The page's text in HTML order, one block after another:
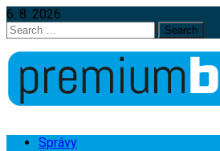
6. 8. 2026
Search
for:
Správy